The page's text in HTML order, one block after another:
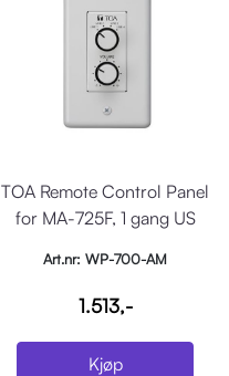
TOA Remote Control Panel
for MA-725F, 1 gang US
Art.nr: WP-700-AM
1.513,-
Kjøp